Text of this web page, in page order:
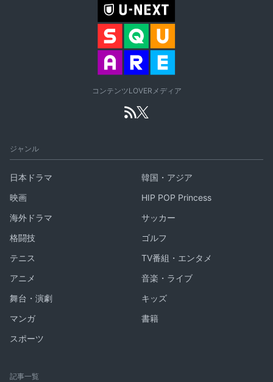
コンテンツLOVERメディア
ジャンル
日本ドラマ
韓国・アジア
映画
HIP POP Princess
海外ドラマ
サッカー
格闘技
ゴルフ
テニス
TV番組・エンタメ
アニメ
音楽・ライブ
舞台・演劇
キッズ
マンガ
書籍
スポーツ
記事一覧